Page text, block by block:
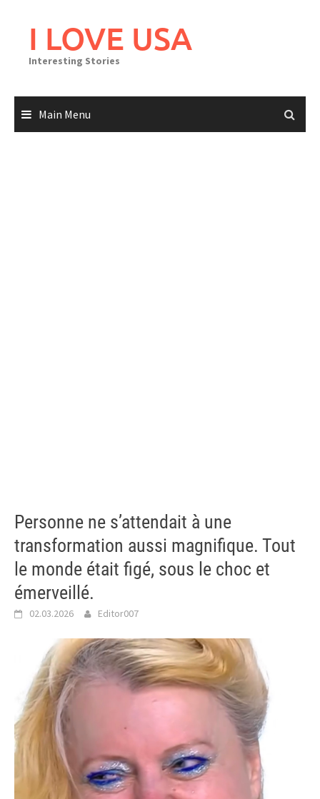
I LOVE USA
Interesting Stories
Main Menu
Personne ne s’attendait à une
transformation aussi magnifique. Tout
le monde était figé, sous le choc et
émerveillé.
02.03.2026 Editor007